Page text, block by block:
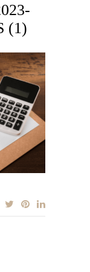
(1)